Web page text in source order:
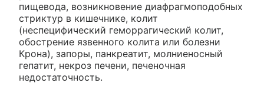
пищевода, возникновение диафрагмоподобных
стриктур в кишечнике, колит
(неспецифический геморрагический колит,
обострение язвенного колита или болезни
Крона), запоры, панкреатит, молниеносный
гепатит, некроз печени, печеночная
недостаточность.